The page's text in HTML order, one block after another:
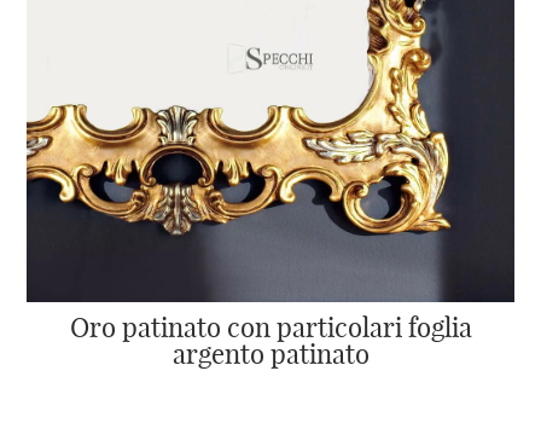
Oro patinato con particolari foglia
argento patinato